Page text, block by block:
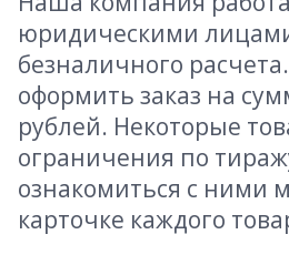
юридическими
безналичного
оформить заказ на
рублей. Некоторые
ограничения по
ознакомиться с ними
карточке каждого